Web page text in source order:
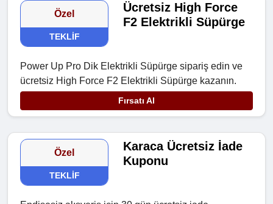
Özel
TEKLIF
Ücretsiz High Force
F2 Elektrikli Süpürge
Power Up Pro Dik Elektrikli Süpürge sipariş edin ve
ücretsiz High Force F2 Elektrikli Süpürge kazanın.
Fırsatı Al
Özel
TEKLIF
Karaca Ücretsiz İade
Kuponu